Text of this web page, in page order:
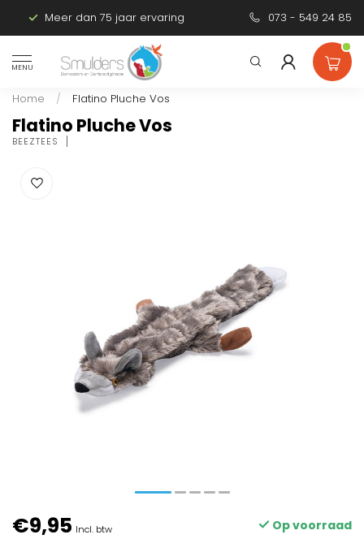
Meer dan 75 jaar ervaring Persoonlijk
073 - 549 24 85
MENU
Home / Flatino Pluche Vos
Flatino Pluche Vos
BEEZTEES
€9,95 Incl. btw Op voorraad